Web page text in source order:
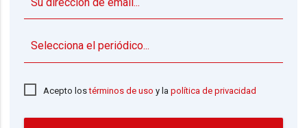
Acepto lostérminos de uso y lapolítica de privacidad